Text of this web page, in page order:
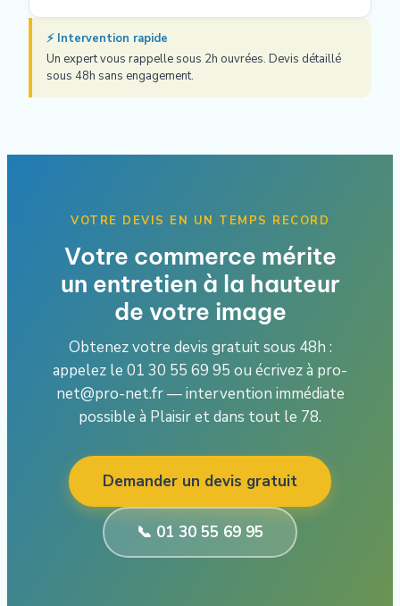
⚡ Intervention rapide
Un expert vous rappelle sous 2h ouvrées. Devis détaillé
sous 48h sans engagement.
VOTRE DEVIS EN UN TEMPS RECORD
Votre commerce mérite
un entretien à la hauteur
de votre image
Obtenez votre devis gratuit sous 48h :
appelez le 01 30 55 69 95 ou écrivez à pro-
net@pro-net.fr — intervention immédiate
possible à Plaisir et dans tout le 78.
Demander un devis gratuit
📞 01 30 55 69 95